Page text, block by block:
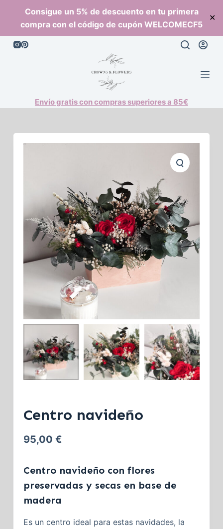
Consigue un 5% de descuento en tu primera
compra con el código de cupón WELCOMECF5
✕
l
Envío gratis con compras superiores a 85€
Centro navideño
95,00 €
Centro navideño con flores
preservadas y secas en base de
madera
Es un centro ideal para estas navidades, la